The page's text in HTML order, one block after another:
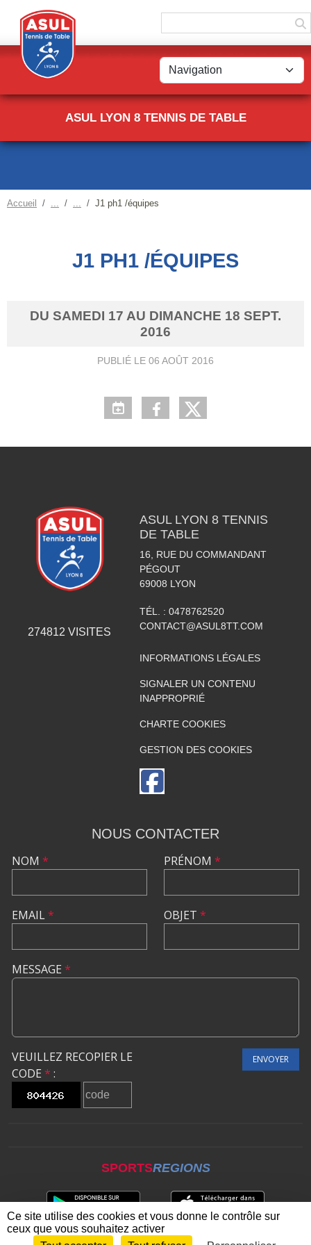
ASUL LYON 8 TENNIS DE TABLE
Accueil J1 ph1 /équipes
J1 PH1 /ÉQUIPES
DU SAMEDI 17 AU DIMANCHE 18 SEPT.
2016
PUBLIÉ LE 06 AOÛT 2016
274812 VISITES
ASUL LYON 8 TENNIS
DE TABLE
16, RUE DU COMMANDANT
PÉGOUT
69008 LYON
TÉL. : 0478762520
CONTACT@ASUL8TT.COM
INFORMATIONS LÉGALES
SIGNALER UN CONTENU
INAPPROPRIÉ
CHARTE COOKIES
GESTION DES COOKIES
NOUS CONTACTER
NOM *
EMAIL*
PRÉNOM *
OBJET *
MESSAGE *
VEUILLEZ RECOPIER LE
CODE * :
ENVOYER
SPORTSREGIONS
Panneau de gestion des cookies
Ce site utilise des cookies et vous donne le contrôle sur
ceux que vous souhaitez activer